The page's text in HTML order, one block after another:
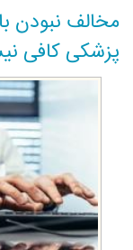
مخالف نبودن
پزشکی کافی